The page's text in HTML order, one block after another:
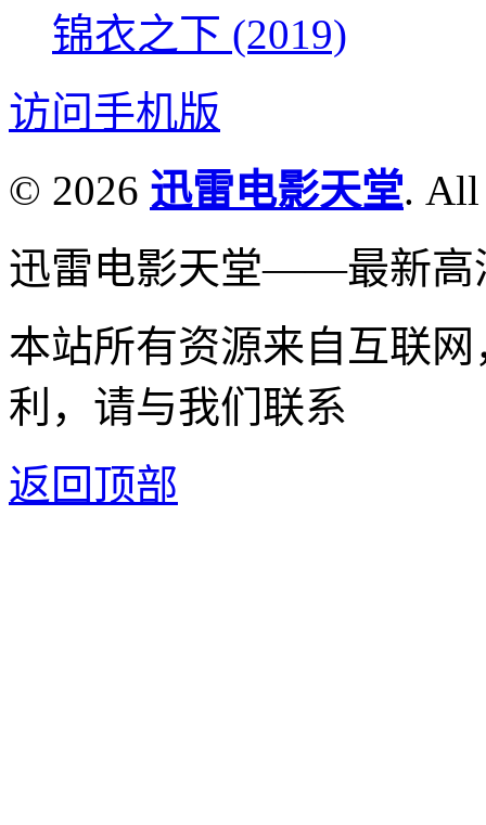
锦衣之下 (2019)
访问手机版
© 2026 迅雷电影天堂. All
迅雷电影天堂——最新高
本站所有资源来自互联
利，请与我们联系
返回顶部